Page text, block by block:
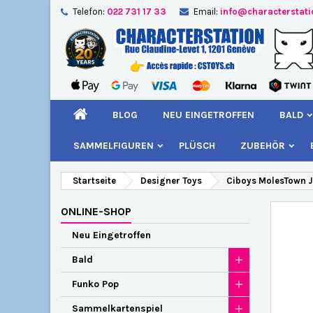
Telefon: 022 731 17 33 Email:
BLOG NEU EINGETROFFEN BALD
SAMMELFIGUREN PLÜSCH ZUBEHÖR
Startseite Designer Toys Ciboys MolesTown
ONLINE-SHOP
Neu Eingetroffen
Bald
Funko Pop
Sammelkartenspiel